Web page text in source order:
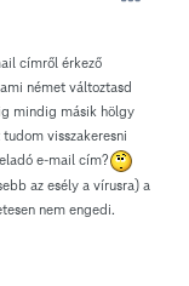
címről érkező
német változtasd
mindig másik hölgy
visszakeresni
e-mail cím?
az esély a vírusra) a
nem engedi.